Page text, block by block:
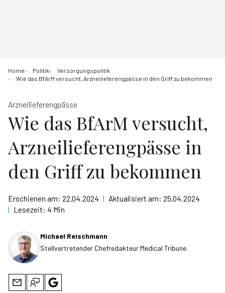
Home Politik
Versorgungspolitik
Wie das BfArM versucht, Arzneilieferengpässe in den Griff zu bekommen
Arzneilieferengpässe
Wie das BfArM versucht,
Arzneilieferengpässe in
den Griff zu bekommen
Erschienen am: 22.04.2024 | Aktualisiert am: 25.04.2024
| Lesezeit: 4 Min
Michael Reischmann
Stellvertretender Chefredakteur Medical Tribune